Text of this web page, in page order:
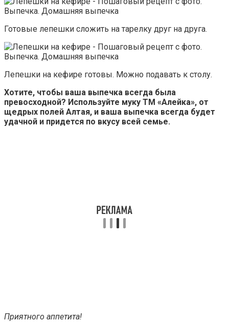
Готовые лепешки сложить на тарелку друг на друга.
Лепешки на кефире готовы. Можно подавать к столу.
Хотите, чтобы ваша выпечка всегда была
превосходной? Используйте муку ТМ «Алейка», от
щедрых полей Алтая, и ваша выпечка всегда будет
удачной и придется по вкусу всей семье.
Приятного аппетита!